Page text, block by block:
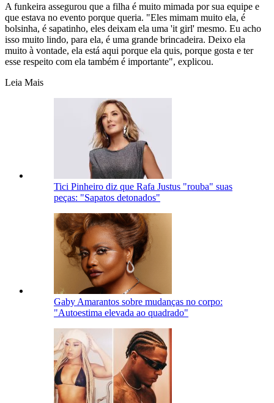
A funkeira assegurou que a filha é muito mimada por sua equipe e
que estava no evento porque queria. "Eles mimam muito ela, é
bolsinha, é sapatinho, eles deixam ela uma 'it girl' mesmo. Eu acho
isso muito lindo, para ela, é uma grande brincadeira. Deixo ela
muito à vontade, ela está aqui porque ela quis, porque gosta e ter
esse respeito com ela também é importante", explicou.
Leia Mais
Tici Pinheiro diz que Rafa Justus "rouba" suas
peças: "Sapatos detonados"
Gaby Amarantos sobre mudanças no corpo:
"Autoestima elevada ao quadrado"